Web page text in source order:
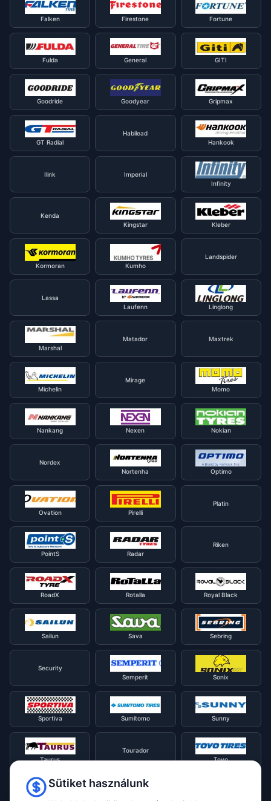
Falken Firestone Fortune
Fulda General GITI
Goodride Goodyear Gripmax
GT Radial
Habilead
Hankook
Ilink
Imperial
Infinity
Kenda
Kingstar
Kleber
Kormoran Kumho
Landspider
Lassa
Laufenn
Linglong
Marshal
Matador Maxtrek
Michelin
Mirage
Momo
Nankang Nexen Nokian
Nordex
Nortenha
Optimo
Ovation Pirelli
Platin
PointS Radar
Riken
RoadX Rotalla Royal Black
Sailun Sava Sebring
Security
Semperit
Sonix
Sportiva Sumitomo Sunny
Taurus
Tourador
Toyo
Tracmax
Sütiket használunk